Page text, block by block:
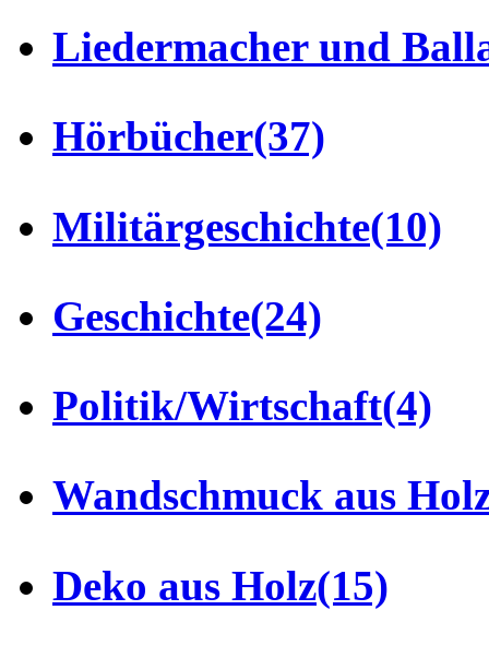
Liedermacher und
Hörbücher(37)
Militärgeschichte(10)
Geschichte(24)
Politik/Wirtschaft(4)
Wandschmuck aus
Deko aus Holz(15)